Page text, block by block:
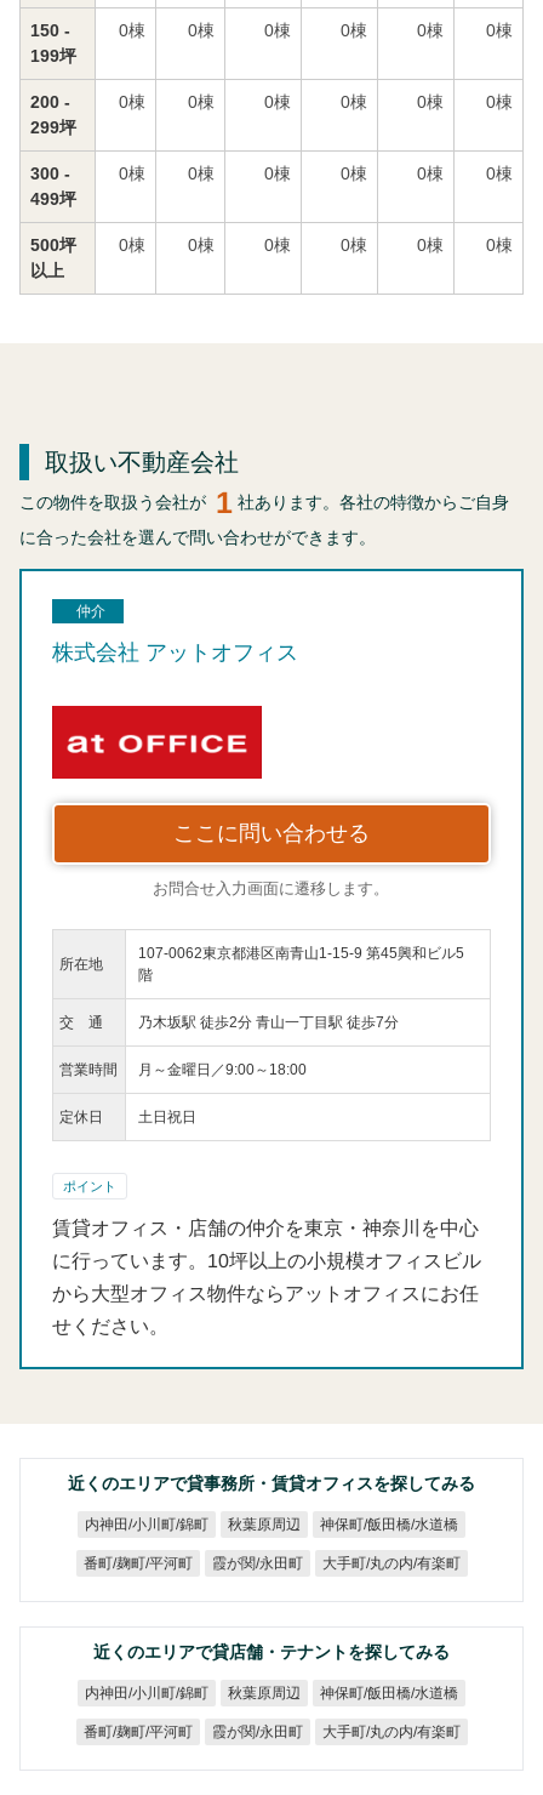
150 -
199坪
0棟 0棟 0棟 0棟 0棟 0棟
200 -
299坪
0棟 0棟 0棟 0棟 0棟 0棟
300 -
499坪
0棟 0棟 0棟 0棟 0棟 0棟
500坪
以上
0棟 0棟 0棟 0棟 0棟 0棟
取扱い不動産会社
この物件を取扱う会社が 1 社あります。各社の特徴からご自身
に合った会社を選んで問い合わせができます。
仲介
株式会社 アットオフィス
ここに問い合わせる
お問合せ入力画面に遷移します。
所在地
107-0062東京都港区南青山1-15-9 第45興和ビル5
階
交 通 乃木坂駅 徒歩2分 青山一丁目駅 徒歩7分
営業時間 月～金曜日／9:00～18:00
定休日 土日祝日
ポイント
賃貸オフィス・店舗の仲介を東京・神奈川を中心
に行っています。10坪以上の小規模オフィスビル
から大型オフィス物件ならアットオフィスにお任
せください。
近くのエリアで貸事務所・賃貸オフィスを探してみる
内神田/小川町/錦町 秋葉原周辺 神保町/飯田橋/水道橋
番町/麹町/平河町 霞が関/永田町 大手町/丸の内/有楽町
近くのエリアで貸店舗・テナントを探してみる
内神田/小川町/錦町 秋葉原周辺 神保町/飯田橋/水道橋
番町/麹町/平河町 霞が関/永田町 大手町/丸の内/有楽町